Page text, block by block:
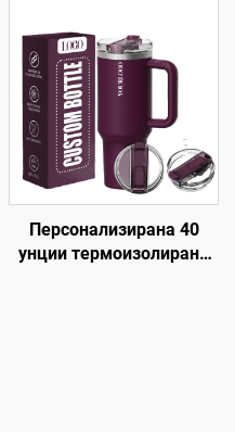
Персонализирана 40
унции термоизолирана